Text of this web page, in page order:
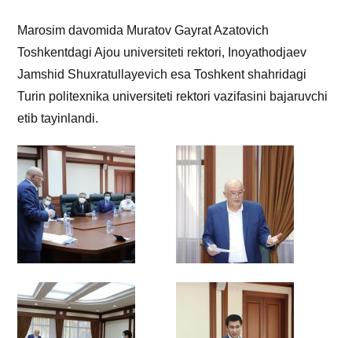
Marosim davomida Muratov Gayrat Azatovich
Toshkentdagi Ajou universiteti rektori, Inoyathodjaev
Jamshid Shuxratullayevich esa Toshkent shahridagi
Turin politexnika universiteti rektori vazifasini bajaruvchi
etib tayinlandi.